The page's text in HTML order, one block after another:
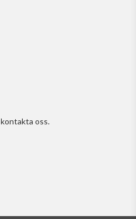
kontakta oss.